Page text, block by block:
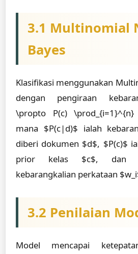
3.1 Multinomial
Bayes
Klasifikasi menggunakan
dengan pengiraan
\propto P(c)
mana $P(c|d)$ ialah
diberi dokumen $d$, $P(c)$
prior kelas $c$, dan
kebarangkalian perkataan
3.2 Penilaian
Model mencapai